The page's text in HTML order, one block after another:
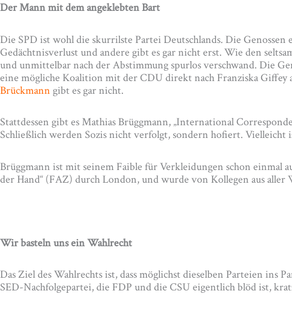
Der Mann mit dem angeklebten Bart
Die SPD ist wohl die skurrilste Partei Deutschlands. Die
Gedächtnisverlust und andere gibt es gar nicht erst. Wie den
und unmittelbar nach der Abstimmung spurlos verschwand. Die
eine mögliche Koalition mit der CDU direkt nach Franziska
Brückmann gibt es gar nicht.
Stattdessen gibt es Mathias Brüggmann, „International
Schließlich werden Sozis nicht verfolgt, sondern hofiert. Vielleicht
Brüggmann ist mit seinem Faible für Verkleidungen schon
der Hand“ (FAZ) durch London, und wurde von Kollegen aus aller
Wir basteln uns ein Wahlrecht
Das Ziel des Wahlrechts ist, dass möglichst dieselben Parteien ins
SED-Nachfolgepartei, die FDP und die CSU eigentlich blöd ist,